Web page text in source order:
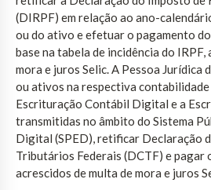
(DIRPF) em relação ao ano-
ou do ativo e efetuar o pagamento
base na tabela de incidência do IRPF,
mora e juros Selic. A Pessoa Jurídica
ou ativos na respectiva
Escrituração Contábil Digital e a
transmitidas no âmbito do Sistema
Digital (SPED), retificar Declaração
Tributários Federais (DCTF) e pagar
acrescidos de multa de mora e juros